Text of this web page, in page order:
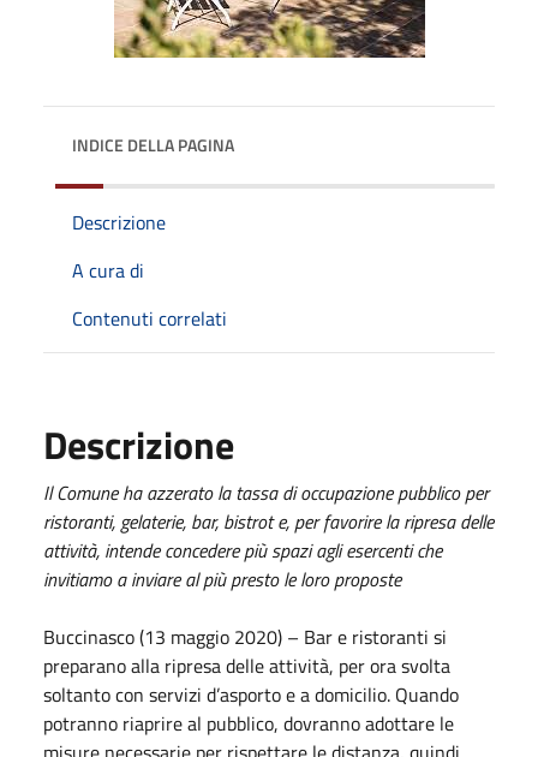
INDICE DELLA PAGINA
Descrizione
A cura di
Contenuti correlati
Descrizione
Il Comune ha azzerato la tassa di occupazione pubblico per
ristoranti, gelaterie, bar, bistrot e, per favorire la ripresa delle
attività, intende concedere più spazi agli esercenti che
invitiamo a inviare al più presto le loro proposte
Buccinasco (13 maggio 2020) – Bar e ristoranti si
preparano alla ripresa delle attività, per ora svolta
soltanto con servizi d’asporto e a domicilio. Quando
potranno riaprire al pubblico, dovranno adottare le